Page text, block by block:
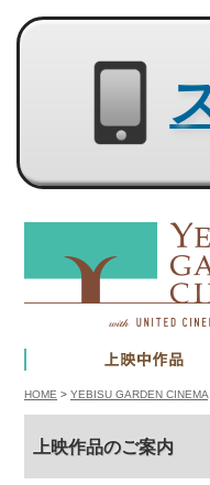
HOME > YEBISU GARDEN CINEMA
上映作品のご案内